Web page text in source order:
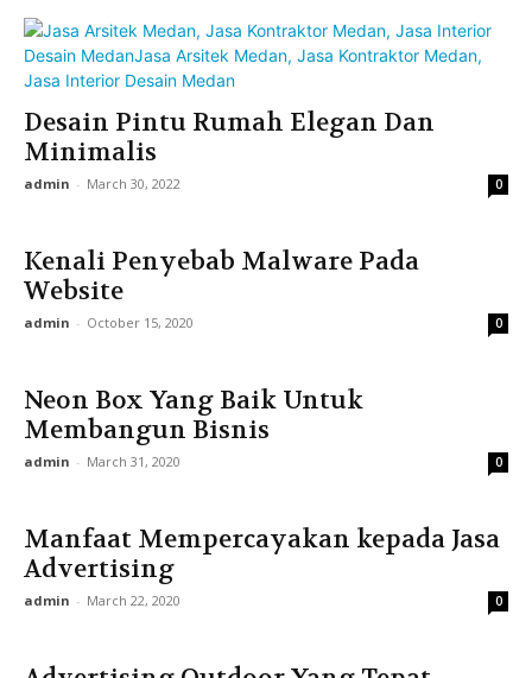
Desain Pintu Rumah Elegan Dan
Minimalis
admin - March 30, 2022 0
Kenali Penyebab Malware Pada
Website
admin - October 15, 2020 0
Neon Box Yang Baik Untuk
Membangun Bisnis
admin - March 31, 2020 0
Manfaat Mempercayakan kepada Jasa
Advertising
admin - March 22, 2020 0